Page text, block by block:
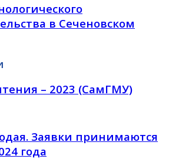
в Сеченовском
– 2023 (СамГМУ)
Заявки принимаются
года